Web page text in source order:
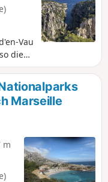
Vau
die
Marseille
m